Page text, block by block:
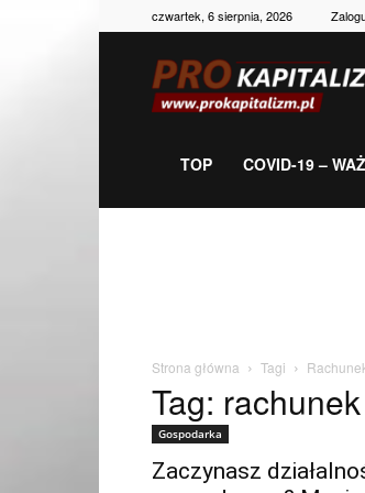
czwartek, 6 sierpnia, 2026
TOP COVID-19 –
Strona główna Tagi
Tag:
Gospodarka
Zaczynasz